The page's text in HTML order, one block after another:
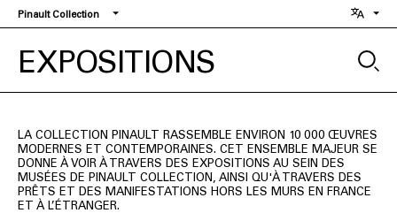
Aller
au
contenu
principal
Pinault Collection
EXPOSITIONS
LA COLLECTION PINAULT RASSEMBLE ENVIRON 10 000 ŒUVRES
MODERNES ET CONTEMPORAINES. CET ENSEMBLE MAJEUR SE
DONNE À VOIR À TRAVERS DES EXPOSITIONS AU SEIN DES
MUSÉES DE PINAULT COLLECTION, AINSI QU'À TRAVERS DES
PRÊTS ET DES MANIFESTATIONS HORS LES MURS EN FRANCE
ET À L’ÉTRANGER.